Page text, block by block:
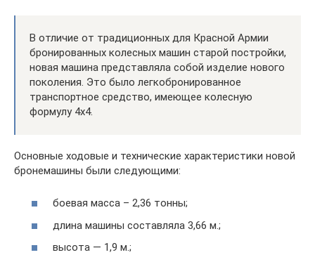
В отличие от традиционных для Красной Армии
бронированных колесных машин старой постройки,
новая машина представляла собой изделие нового
поколения. Это было легкобронированное
транспортное средство, имеющее колесную
формулу 4х4.
Основные ходовые и технические характеристики новой
бронемашины были следующими:
боевая масса – 2,36 тонны;
длина машины составляла 3,66 м.;
высота — 1,9 м.;